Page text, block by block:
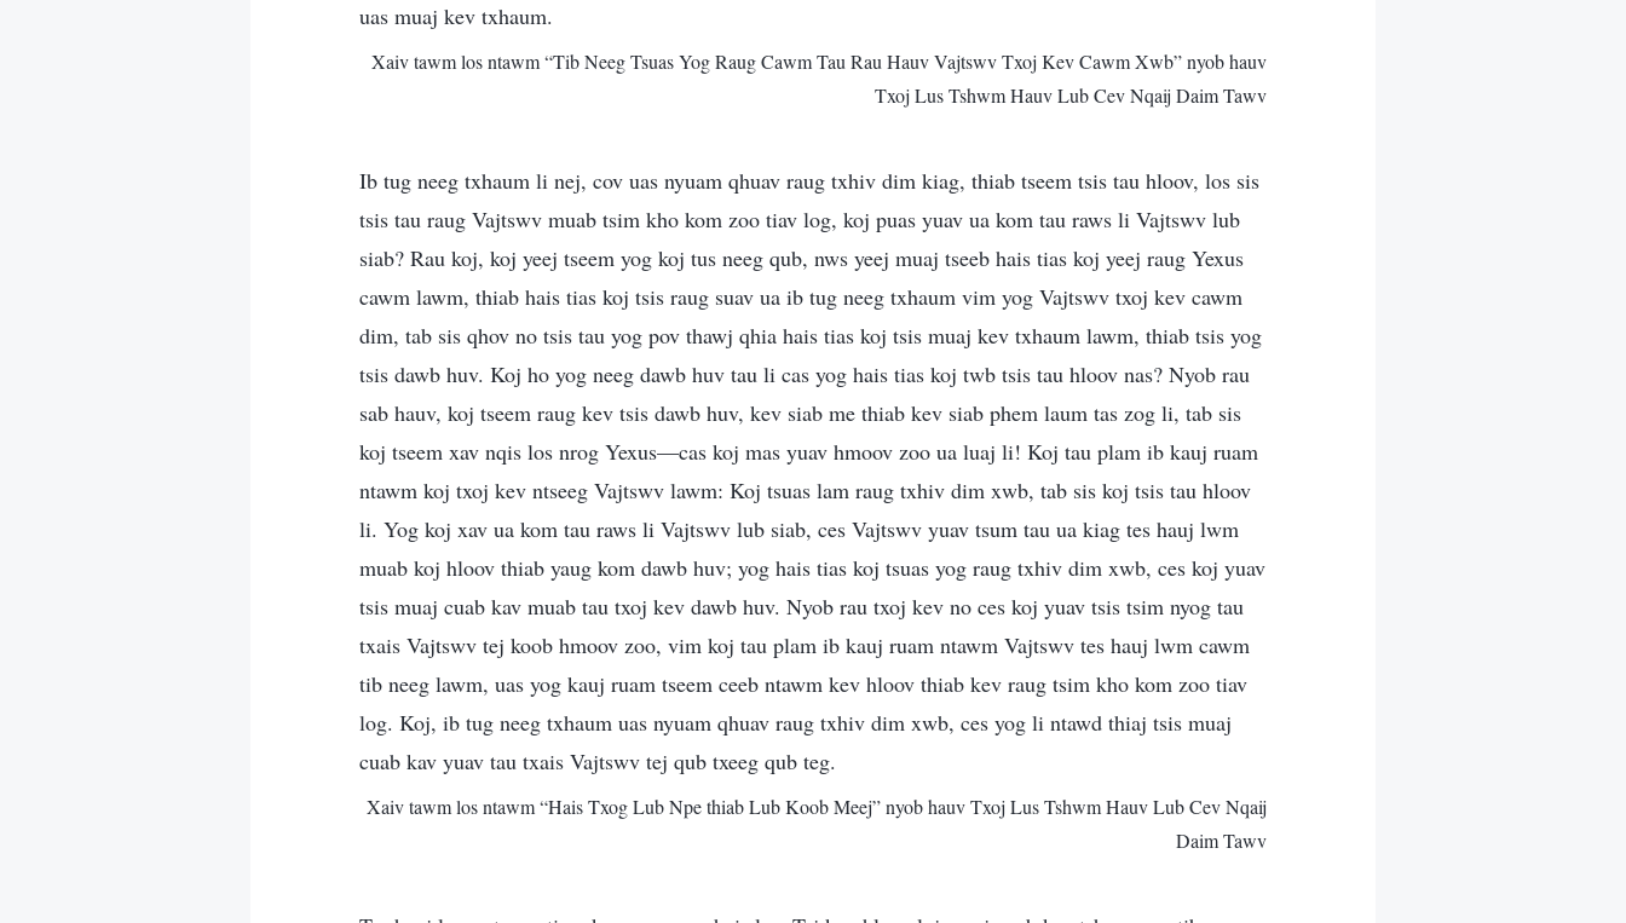
uas muaj kev txhaum.
Xaiv tawm los ntawm “Tib Neeg Tsuas Yog Raug Cawm Tau Rau Hauv Vajtswv Txoj Kev Cawm Xwb” nyob hauv
Txoj Lus Tshwm Hauv Lub Cev Nqaij Daim Tawv
Ib tug neeg txhaum li nej, cov uas nyuam qhuav raug txhiv dim kiag, thiab tseem tsis tau hloov, los sis
tsis tau raug Vajtswv muab tsim kho kom zoo tiav log, koj puas yuav ua kom tau raws li Vajtswv lub
siab? Rau koj, koj yeej tseem yog koj tus neeg qub, nws yeej muaj tseeb hais tias koj yeej raug Yexus
cawm lawm, thiab hais tias koj tsis raug suav ua ib tug neeg txhaum vim yog Vajtswv txoj kev cawm
dim, tab sis qhov no tsis tau yog pov thawj qhia hais tias koj tsis muaj kev txhaum lawm, thiab tsis yog
tsis dawb huv. Koj ho yog neeg dawb huv tau li cas yog hais tias koj twb tsis tau hloov nas? Nyob rau
sab hauv, koj tseem raug kev tsis dawb huv, kev siab me thiab kev siab phem laum tas zog li, tab sis
koj tseem xav nqis los nrog Yexus—cas koj mas yuav hmoov zoo ua luaj li! Koj tau plam ib kauj ruam
ntawm koj txoj kev ntseeg Vajtswv lawm: Koj tsuas lam raug txhiv dim xwb, tab sis koj tsis tau hloov
li. Yog koj xav ua kom tau raws li Vajtswv lub siab, ces Vajtswv yuav tsum tau ua kiag tes hauj lwm
muab koj hloov thiab yaug kom dawb huv; yog hais tias koj tsuas yog raug txhiv dim xwb, ces koj yuav
tsis muaj cuab kav muab tau txoj kev dawb huv. Nyob rau txoj kev no ces koj yuav tsis tsim nyog tau
txais Vajtswv tej koob hmoov zoo, vim koj tau plam ib kauj ruam ntawm Vajtswv tes hauj lwm cawm
tib neeg lawm, uas yog kauj ruam tseem ceeb ntawm kev hloov thiab kev raug tsim kho kom zoo tiav
log. Koj, ib tug neeg txhaum uas nyuam qhuav raug txhiv dim xwb, ces yog li ntawd thiaj tsis muaj
cuab kav yuav tau txais Vajtswv tej qub txeeg qub teg.
Xaiv tawm los ntawm “Hais Txog Lub Npe thiab Lub Koob Meej” nyob hauv Txoj Lus Tshwm Hauv Lub Cev Nqaij
Daim Tawv